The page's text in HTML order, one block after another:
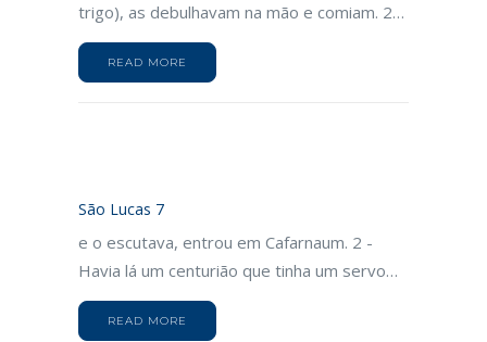
trigo), as debulhavam na mão e comiam. 2…
READ MORE
São Lucas 7
e o escutava, entrou em Cafarnaum. 2 -
Havia lá um centurião que tinha um servo…
READ MORE